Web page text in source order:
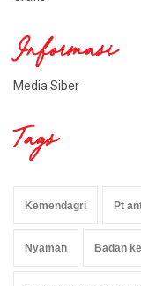
Informasi
Media Siber
Tags
Kemendagri Pt
Nyaman Badan